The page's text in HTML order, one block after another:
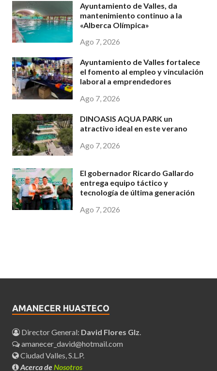
Ayuntamiento de Valles, da
mantenimiento continuo a la
«Alberca Olímpica»
Ago 7, 2026
Ayuntamiento de Valles fortalece
el fomento al empleo y vinculación
laboral a emprendedores
Ago 7, 2026
DINOASIS AQUA PARK un
atractivo ideal en este verano
Ago 7, 2026
El gobernador Ricardo Gallardo
entrega equipo táctico y
tecnología de última generación
Ago 7, 2026
AMANECER HUASTECO
Director General: David Flores Glz.
amanecer_david@hotmail.com
Ciudad Valles, S.L.P.
Acerca deNosotros